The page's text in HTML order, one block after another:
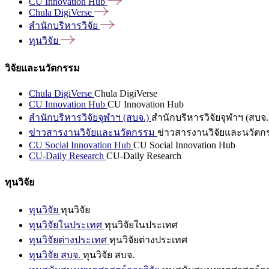
Chula DigiVerse
สำนักบริหารวิจัย
ทุนวิจัย
วิจัยและนวัตกรรม
Chula DigiVerse Chula DigiVerse
CU Innovation Hub CU Innovation Hub
สำนักบริหารวิจัยจุฬาฯ (สบจ.) สำนักบริหารวิจัยจุฬาฯ (สบจ
ข่าวสารงานวิจัยและนวัตกรรม ข่าวสารงานวิจัยและนวัตก
CU Social Innovation Hub CU Social Innovation Hub
CU-Daily Research CU-Daily Research
ทุนวิจัย
ทุนวิจัย ทุนวิจัย
ทุนวิจัยในประเทศ ทุนวิจัยในประเทศ
ทุนวิจัยต่างประเทศ ทุนวิจัยต่างประเทศ
ทุนวิจัย สบจ. ทุนวิจัย สบจ.